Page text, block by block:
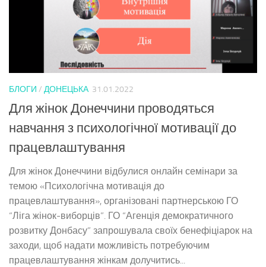
БЛОГИ / ДОНЕЦЬКА 31.01.2022
Для жінок Донеччини проводяться
навчання з психологічної мотивації до
працевлаштування
Для жінок Донеччини відбулися онлайн семінари за
темою «Психологічна мотивація до
працевлаштування», організовані партнерською ГО
“Ліга жінок-виборців”. ГО “Агенція демократичного
розвитку Донбасу” запрошувала своїх бенефіціарок на
заходи, щоб надати можливість потребуючим
працевлаштування жінкам долучитись...